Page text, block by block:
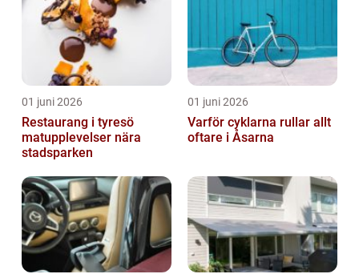
01 juni 2026
Restaurang i tyresö
matupplevelser nära
stadsparken
01 juni 2026
Varför cyklarna rullar allt
oftare i Åsarna